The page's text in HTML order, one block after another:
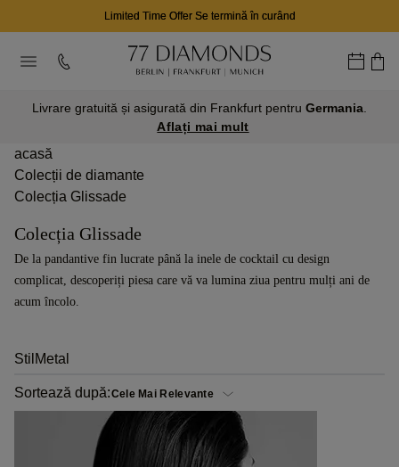
Limited Time Offer Se termină în curând
Livrare gratuită și asigurată din Frankfurt pentru Germania
Aflați mai mult
acasă
Colecții de diamante
Colecția Glissade
Colecția Glissade
De la pandantive fin lucrate până la inele de cocktail cu design
complicat, descoperiți piesa care vă va lumina ziua pentru mulți ani de
acum încolo.
Stil Metal
Sortează după: